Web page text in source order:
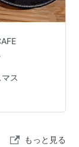
ス
もっと見る